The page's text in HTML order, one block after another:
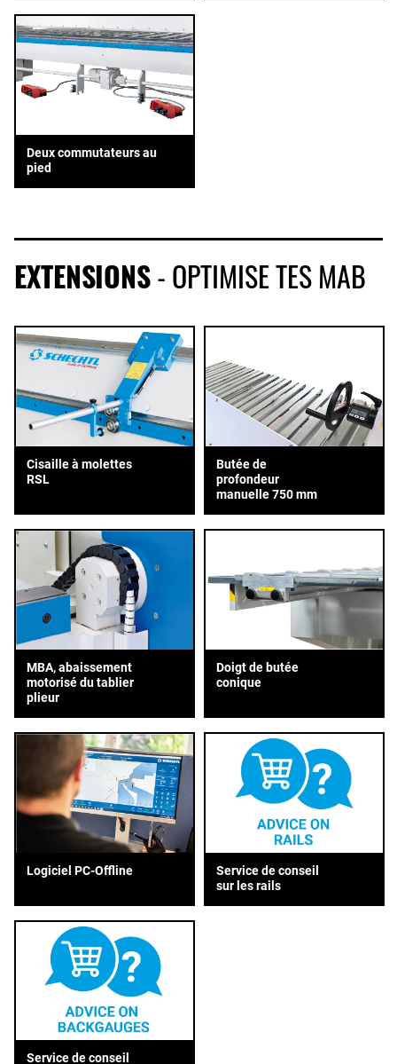
Deux commutateurs au
pied
EXTENSIONS- OPTIMISE TES MAB
Cisaille à molettes
RSL
Butée de
profondeur
manuelle 750 mm
MBA, abaissement
motorisé du tablier
plieur
Doigt de butée
conique
Logiciel PC-Offline
Service de conseil
sur les rails
Service de conseil